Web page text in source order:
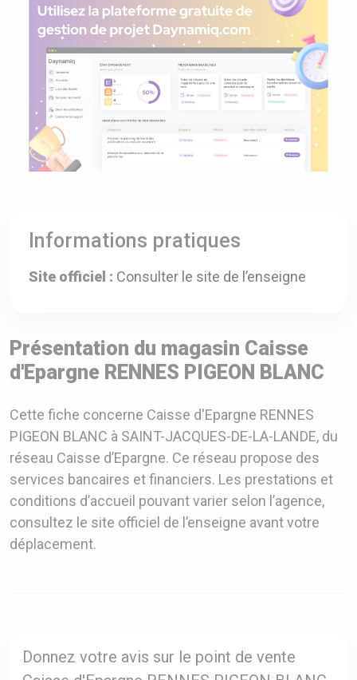
Informations pratiques
Site officiel : Consulter le site de l’enseigne
Présentation du magasin Caisse
d'Epargne RENNES PIGEON BLANC
Cette fiche concerne Caisse d'Epargne RENNES
PIGEON BLANC à SAINT-JACQUES-DE-LA-LANDE, du
réseau Caisse d’Epargne. Ce réseau propose des
services bancaires et financiers. Les prestations et
conditions d’accueil pouvant varier selon l’agence,
consultez le site officiel de l’enseigne avant votre
déplacement.
Donnez votre avis sur le point de vente